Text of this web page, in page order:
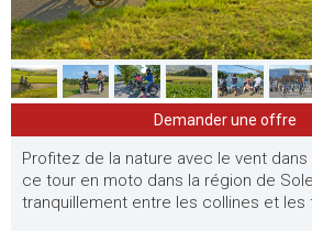
Demander une offre
Profitez de la nature avec le vent
ce tour en moto dans la région de
tranquillement entre les collines et les